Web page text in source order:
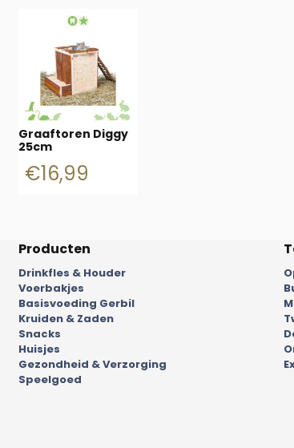
Graaftoren Diggy
25cm
€16,99
Producten
Drinkfles & Houder
Voerbakjes
Basisvoeding Gerbil
Kruiden & Zaden
Snacks
Huisjes
Gezondheid & Verzorging
Speelgoed